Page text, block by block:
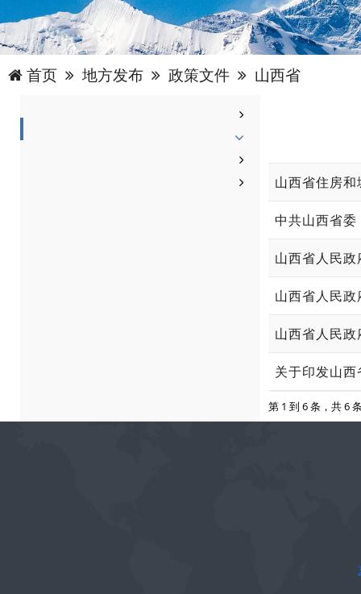
首页 地方发布 政策文件 山西省
山西省人民
山西省人民
关于印发山
第 1 到 6 条，共 6